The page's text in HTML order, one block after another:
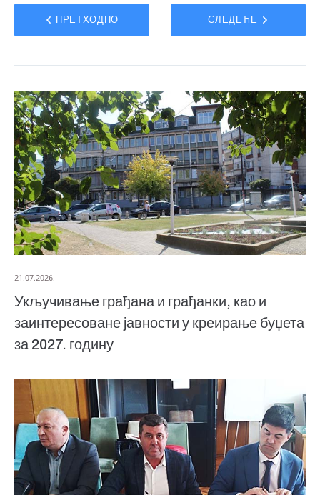
ПРЕТХОДНО СЛЕДЕЋЕ
21.07.2026.
Укључивање грађана и грађанки, као и
заинтересоване јавности у креирање буџета
за 2027. годину